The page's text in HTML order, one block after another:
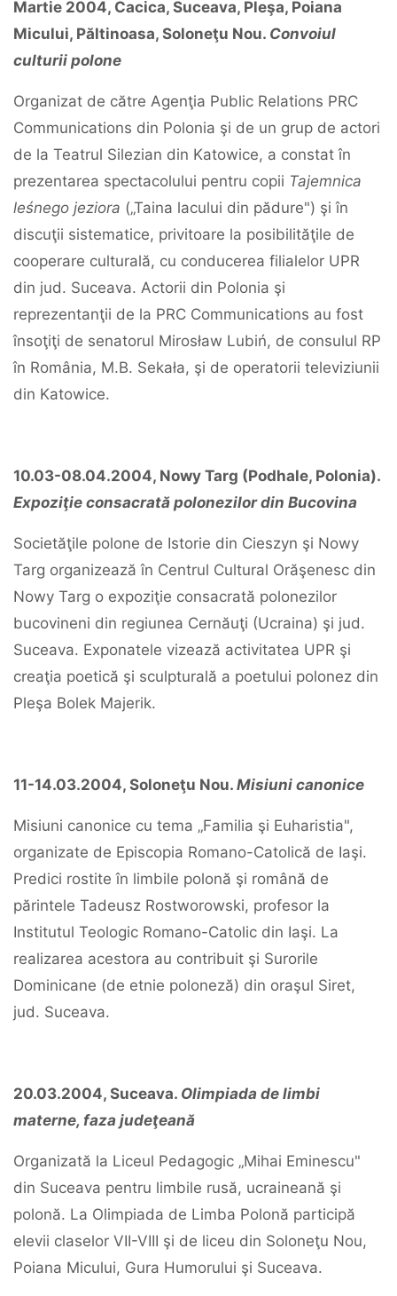
Martie 2004, Cacica, Suceava, Pleşa, Poiana
Micului, Păltinoasa, Soloneţu Nou. Convoiul
culturii polone
Organizat de către Agenţia Public Relations PRC
Communications din Polonia şi de un grup de actori
de la Teatrul Silezian din Katowice, a constat în
prezentarea spectacolului pentru copii Tajemnica
leśnego jeziora („Taina lacului din pădure") şi în
discuţii sistematice, privitoare la posibilităţile de
cooperare culturală, cu conducerea filialelor UPR
din jud. Suceava. Actorii din Polonia şi
reprezentanţii de la PRC Communications au fost
însoţiţi de senatorul Mirosław Lubiń, de consulul RP
în România, M.B. Sekała, şi de operatorii televiziunii
din Katowice.
10.03-08.04.2004, Nowy Targ (Podhale, Polonia).
Expoziţie consacrată polonezilor din Bucovina
Societăţile polone de Istorie din Cieszyn şi Nowy
Targ organizează în Centrul Cultural Orăşenesc din
Nowy Targ o expoziţie consacrată polonezilor
bucovineni din regiunea Cernăuţi (Ucraina) şi jud.
Suceava. Exponatele vizează activitatea UPR şi
creaţia poetică şi sculpturală a poetului polonez din
Pleşa Bolek Majerik.
11-14.03.2004, Soloneţu Nou. Misiuni canonice
Misiuni canonice cu tema „Familia şi Euharistia",
organizate de Episcopia Romano-Catolică de Iaşi.
Predici rostite în limbile polonă şi română de
părintele Tadeusz Rostworowski, profesor la
Institutul Teologic Romano-Catolic din Iaşi. La
realizarea acestora au contribuit şi Surorile
Dominicane (de etnie poloneză) din oraşul Siret,
jud. Suceava.
20.03.2004, Suceava. Olimpiada de limbi
materne, faza judeţeană
Organizată la Liceul Pedagogic „Mihai Eminescu"
din Suceava pentru limbile rusă, ucraineană şi
polonă. La Olimpiada de Limba Polonă participă
elevii claselor VII-VIII şi de liceu din Soloneţu Nou,
Poiana Micului, Gura Humorului şi Suceava.